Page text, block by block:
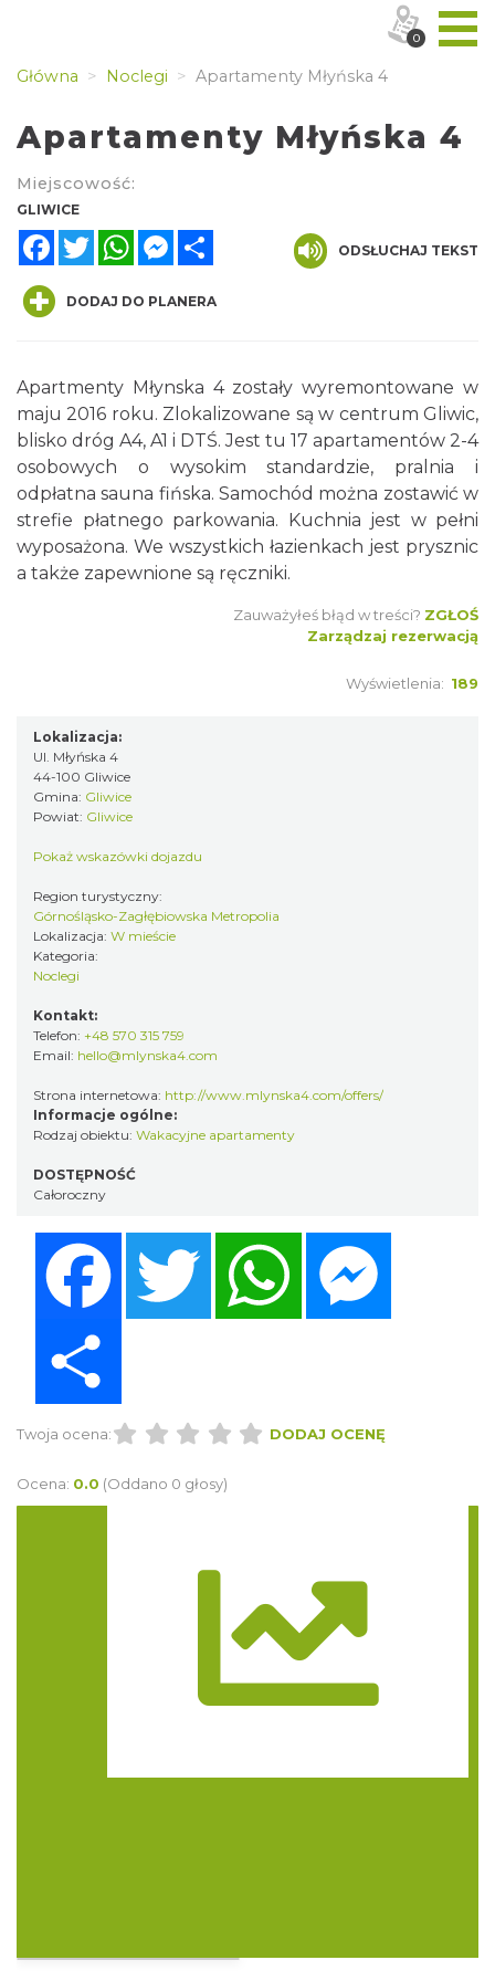
Główna Noclegi Apartamenty Młyńska 4
Apartamenty Młyńska 4
Miejscowość:
GLIWICE
FacebookTwitterWhatsAppMessenger
ODSŁUCHAJ TEKST
DODAJ DO PLANERA
Apartmenty Młynska 4 zostały wyremontowane w
maju 2016 roku. Zlokalizowane są w centrum Gliwic,
blisko dróg A4, A1 i DTŚ. Jest tu 17 apartamentów 2-4
osobowych o wysokim standardzie, pralnia i
odpłatna sauna fińska. Samochód można zostawić w
strefie płatnego parkowania. Kuchnia jest w pełni
wyposażona. We wszystkich łazienkach jest prysznic
a także zapewnione są ręczniki.
Zauważyłeś błąd w treści? ZGŁOŚ
Zarządzaj rezerwacją
Wyświetlenia: 189
Lokalizacja:
Ul. Młyńska 4
44-100 Gliwice
Gmina: Gliwice
Powiat: Gliwice
Pokaż wskazówki dojazdu
Region turystyczny:
Górnośląsko-Zagłębiowska Metropolia
Lokalizacja: W mieście
Kategoria:
Noclegi
Kontakt:
Telefon: +48 570 315 759
Email: hello@mlynska4.com
Strona internetowa: http://www.mlynska4.com/offers/
Informacje ogólne:
Rodzaj obiektu: Wakacyjne apartamenty
DOSTĘPNOŚĆ
Całoroczny
Twitter WhatsApp
Twoja ocena: DODAJ OCENĘ
Ocena: 0.0 (Oddano 0 głosy)
0